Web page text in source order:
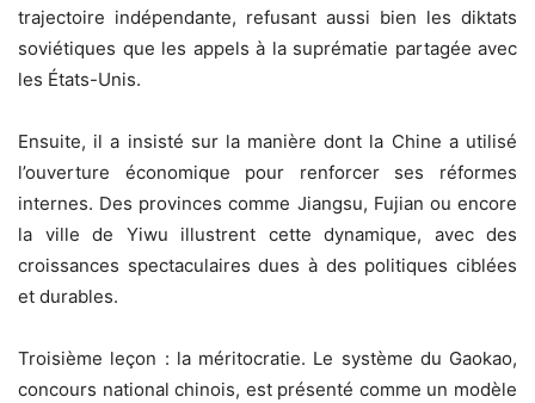
trajectoire indépendante, refusant aussi bien les diktats
soviétiques que les appels à la suprématie partagée avec
les États-Unis.
Ensuite, il a insisté sur la manière dont la Chine a utilisé
l’ouverture économique pour renforcer ses réformes
internes. Des provinces comme Jiangsu, Fujian ou encore
la ville de Yiwu illustrent cette dynamique, avec des
croissances spectaculaires dues à des politiques ciblées
et durables.
Troisième leçon : la méritocratie. Le système du Gaokao,
concours national chinois, est présenté comme un modèle